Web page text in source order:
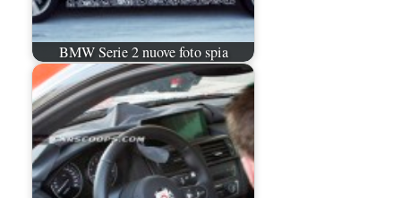
BMW Serie 2 nuove foto spia